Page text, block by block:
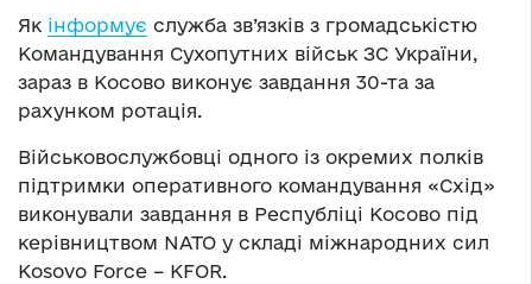
Як інформує служба зв’язків з громадськістю
Командування Сухопутних військ ЗС України,
зараз в Косово виконує завдання 30-та за
рахунком ротація.
Військовослужбовці одного із окремих полків
підтримки оперативного командування «Схід»
виконували завдання в Республіці Косово під
керівництвом NATO у складі міжнародних сил
Kosovo Force – KFOR.